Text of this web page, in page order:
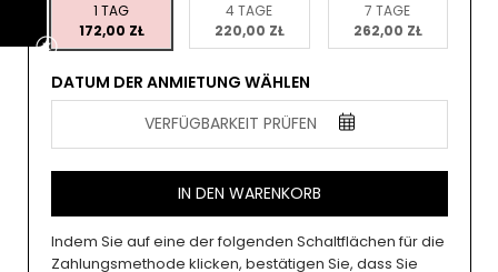
1 TAG
172,00 ZŁ
4 TAGE
220,00 ZŁ
7 TAGE
262,00 ZŁ
DATUM DER ANMIETUNG WÄHLEN
VERFÜGBARKEIT PRÜFEN
IN DEN WARENKORB
Indem Sie auf eine der folgenden Schaltflächen für die
Zahlungsmethode klicken, bestätigen Sie, dass Sie